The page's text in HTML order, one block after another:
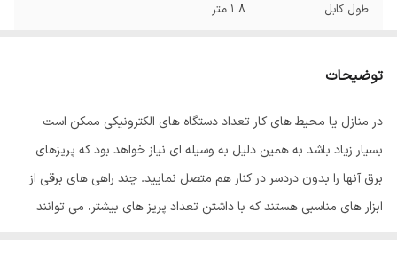
طول کابل 1.8 متر
انتقالی
حداکثر توان قابل
پشتیبانی
2450VA
رنگ طوسی
توضیحات
در منازل یا محیط های کار تعداد دستگاه های الکترونیکی ممکن است
بسیار زیاد باشد به همین دلیل به وسیله ای نیاز خواهد بود که پریزهای
برق آنها را بدون دردسر در کنار هم متصل نمایید. چند راهی های برقی از
ابزار های مناسبی هستند که با داشتن تعداد پریز های بیشتر، می توانند